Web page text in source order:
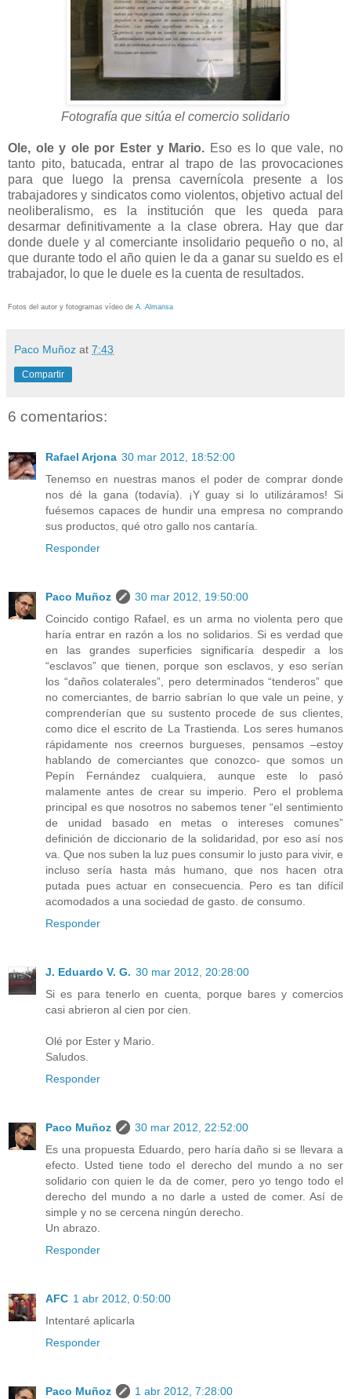
Fotografía que sitúa el comercio solidario
Ole, ole y ole por Ester y Mario. Eso es lo que vale, no
tanto pito, batucada, entrar al trapo de las provocaciones
para que luego la prensa cavernícola presente a los
trabajadores y sindicatos como violentos, objetivo actual del
neoliberalismo, es la institución que les queda para
desarmar definitivamente a la clase obrera. Hay que dar
donde duele y al comerciante insolidario pequeño o no, al
que durante todo el año quien le da a ganar su sueldo es el
trabajador, lo que le duele es la cuenta de resultados.
Fotos del autor y fotogramas vídeo de A. Almansa
Paco Muñoz at 7:43
Compartir
6 comentarios:
Rafael Arjona 30 mar 2012, 18:52:00
Tenemso en nuestras manos el poder de comprar donde
nos dé la gana (todavía). ¡Y guay si lo utilizáramos! Si
fuésemos capaces de hundir una empresa no comprando
sus productos, qué otro gallo nos cantaría.
Responder
Paco Muñoz
30 mar 2012, 19:50:00
Coincido contigo Rafael, es un arma no violenta pero que
haría entrar en razón a los no solidarios. Si es verdad que
en las grandes superficies significaría despedir a los
“esclavos” que tienen, porque son esclavos, y eso serían
los “daños colaterales”, pero determinados “tenderos” que
no comerciantes, de barrio sabrían lo que vale un peine, y
comprenderían que su sustento procede de sus clientes,
como dice el escrito de La Trastienda. Los seres humanos
rápidamente nos creernos burgueses, pensamos –estoy
hablando de comerciantes que conozco- que somos un
Pepín Fernández cualquiera, aunque este lo pasó
malamente antes de crear su imperio. Pero el problema
principal es que nosotros no sabemos tener “el sentimiento
de unidad basado en metas o intereses comunes”
definición de diccionario de la solidaridad, por eso así nos
va. Que nos suben la luz pues consumir lo justo para vivir, e
incluso sería hasta más humano, que nos hacen otra
putada pues actuar en consecuencia. Pero es tan difícil
acomodados a una sociedad de gasto. de consumo.
Responder
J. Eduardo V. G. 30 mar 2012, 20:28:00
Si es para tenerlo en cuenta, porque bares y comercios
casi abrieron al cien por cien.
Olé por Ester y Mario.
Saludos.
Responder
Paco Muñoz
30 mar 2012, 22:52:00
Es una propuesta Eduardo, pero haría daño si se llevara a
efecto. Usted tiene todo el derecho del mundo a no ser
solidario con quien le da de comer, pero yo tengo todo el
derecho del mundo a no darle a usted de comer. Así de
simple y no se cercena ningún derecho.
Un abrazo.
Responder
AFC 1 abr 2012, 0:50:00
Intentaré aplicarla
Responder
Paco Muñoz
1 abr 2012, 7:28:00